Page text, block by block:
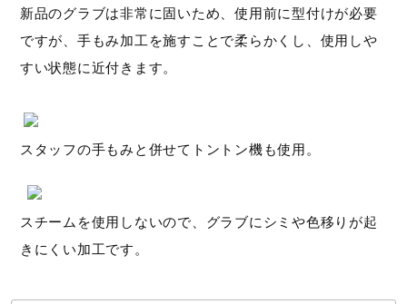
新品のグラブは非常に固いため、使用前に型付けが必要
ですが、手もみ加工を施すことで柔らかくし、使用しや
すい状態に近付きます。
スタッフの手もみと併せてトントン機も使用。
スチームを使用しないので、グラブにシミや色移りが起
きにくい加工です。